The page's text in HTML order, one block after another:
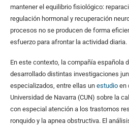
mantener el equilibrio fisiológico:
regulación hormonal y recuperación
procesos no se producen de forma
esfuerzo para afrontar la actividad diaria.
En este contexto, la compañía española
desarrollado distintas investigaciones
especializados, entre ellas un estudio en
Universidad de Navarra (CUN) sobre la
con especial atención a los trastornos
ronquido y la apnea obstructiva. El